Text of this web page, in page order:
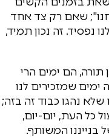
שאם רק צד אחד
נפסיד. זה נכון תמיד,
הם ימים הרי
ימים שמזכירים לנו
נהגו כבוד זה בזה;
כל העת, יום-יום,
בנייננו המשותף.